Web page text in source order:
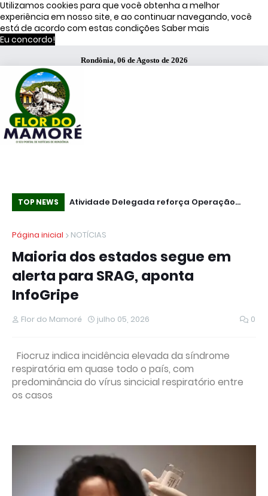
Utilizamos cookies para que você obtenha a melhor
experiência em nosso site, e ao continuar navegando, você
está de acordo com estas condições Saber mais
Eu concordo!
Rondônia, 06 de Agosto de 2026
TOP NEWS
de Moraes
Atividade Delegada reforça Operação
Página inicial
NOTÍCIAS
Maioria dos estados segue em
alerta para SRAG, aponta
InfoGripe
Flor do Mamoré julho 05, 2026 0
Fiocruz indica incidência elevada da síndrome
respiratória em quase todo o país, com
predominância do vírus sincicial respiratório entre
os casos